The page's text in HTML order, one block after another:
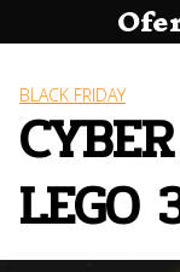
al
BLACK FRIDAY
LEGO